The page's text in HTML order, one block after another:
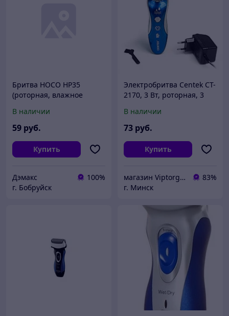
Бритва HOCO HP35
(роторная, влажное
В наличии
59 руб.
Купить
Дэмакс
100%
г. Бобруйск
Электробритва Centek CT-
2170, 3 Вт, роторная, 3
влажное/сухое бритьё
В наличии
73 руб.
Купить
магазин Viptorg.by
83%
г. Минск